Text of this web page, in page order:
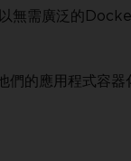
無需廣泛的
們的應用程式容器